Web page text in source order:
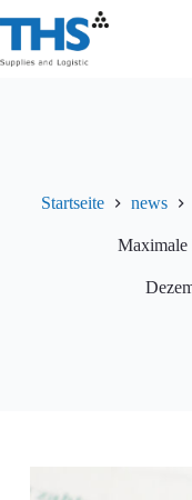
Inhalt
springen
Startseite news
Maximale